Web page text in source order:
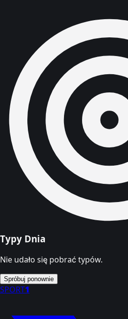
Typy Dnia
Nie udało się pobrać typów.
Spróbuj ponownie
SPORT1